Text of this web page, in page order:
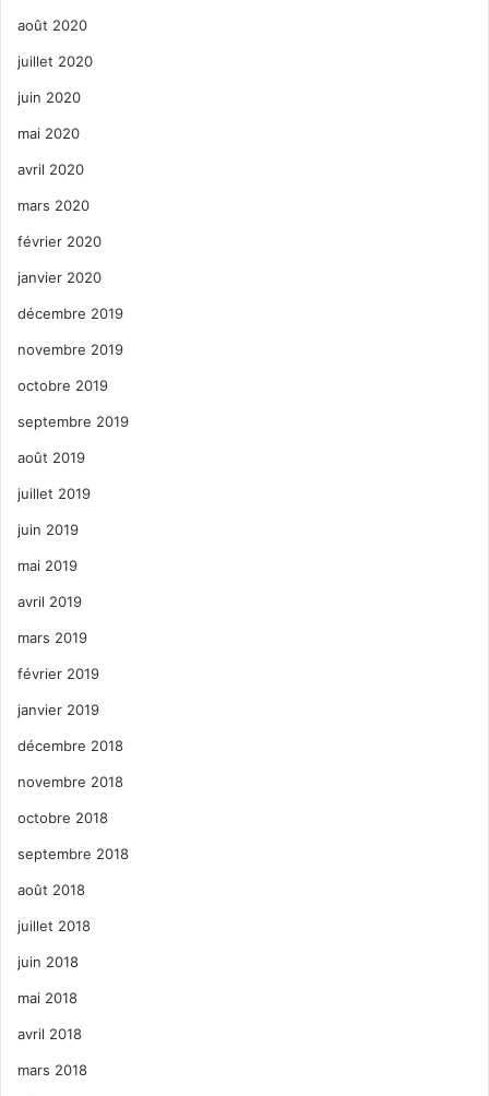
août 2020
juillet 2020
juin 2020
mai 2020
avril 2020
mars 2020
février 2020
janvier 2020
décembre 2019
novembre 2019
octobre 2019
septembre 2019
août 2019
juillet 2019
juin 2019
mai 2019
avril 2019
mars 2019
février 2019
janvier 2019
décembre 2018
novembre 2018
octobre 2018
septembre 2018
août 2018
juillet 2018
juin 2018
mai 2018
avril 2018
mars 2018